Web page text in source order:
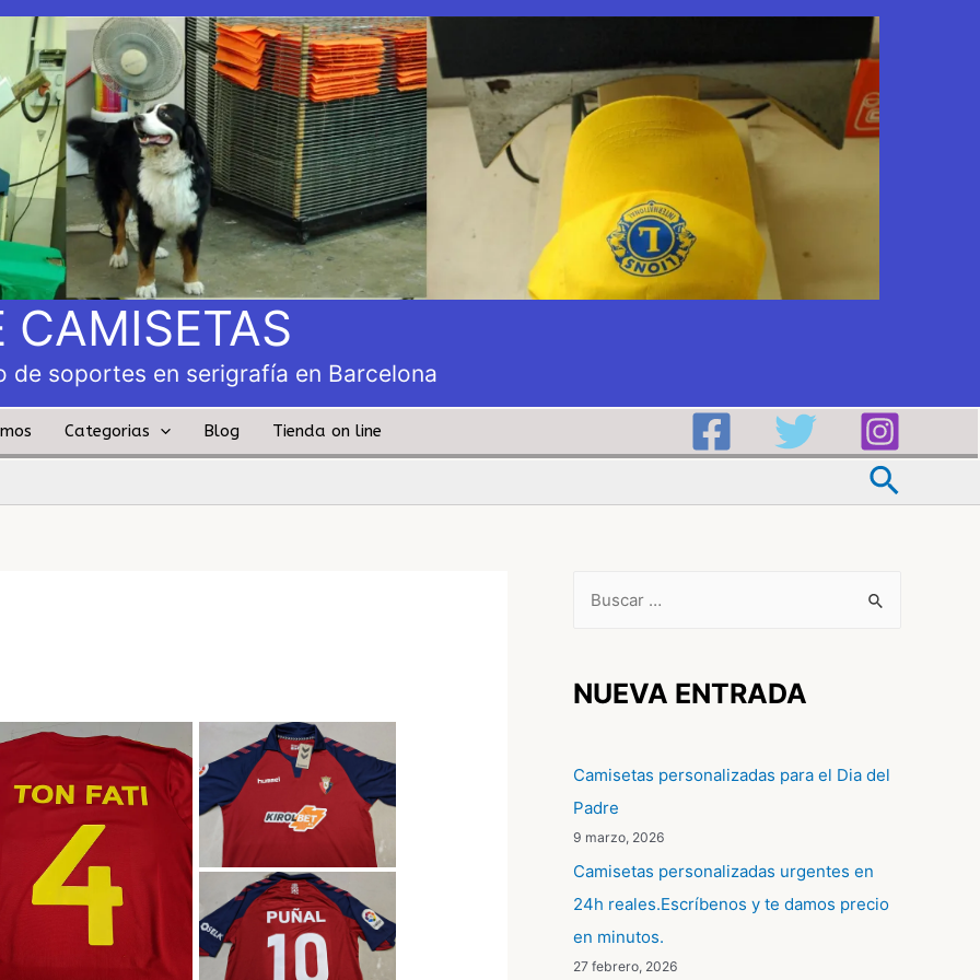
CAMISETAS
soportes en serigrafía en Barcelona
Categorias Blog Tienda on line
Buscar
c
p
o
r
:
NUEVA ENTRADA
Camisetas personalizadas para el Dia del
Padre
9 marzo, 2026
Camisetas personalizadas urgentes en
24h reales.Escríbenos y te damos precio
en minutos.
27 febrero, 2026